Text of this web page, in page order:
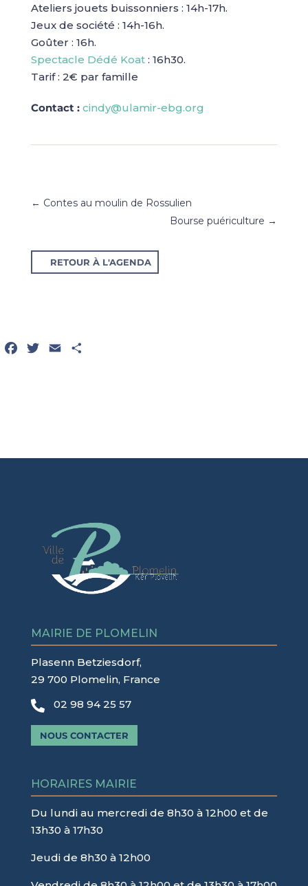
Ateliers jouets buissonniers : 14h-17h.
Jeux de société : 14h-16h.
Goûter : 16h.
Spectacle Dédé Koat: 16h30.
Tarif : 2€ par famille
Contact : cindy@ulamir-ebg.org
← Contes au moulin de Rossulien
Bourse puériculture →
RETOUR À L'AGENDA
Facebook
Twitter
Email
MAIRIE DE PLOMELIN
Plasenn Betziesdorf,
29 700 Plomelin, France
 02 98 94 25 57
NOUS CONTACTER
HORAIRES MAIRIE
Du lundi au mercredi de 8h30 à 12h00 et de
13h30 à 17h30
Jeudi de 8h30 à 12h00